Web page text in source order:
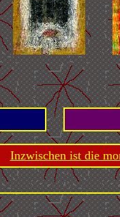
Inzwischen ist die